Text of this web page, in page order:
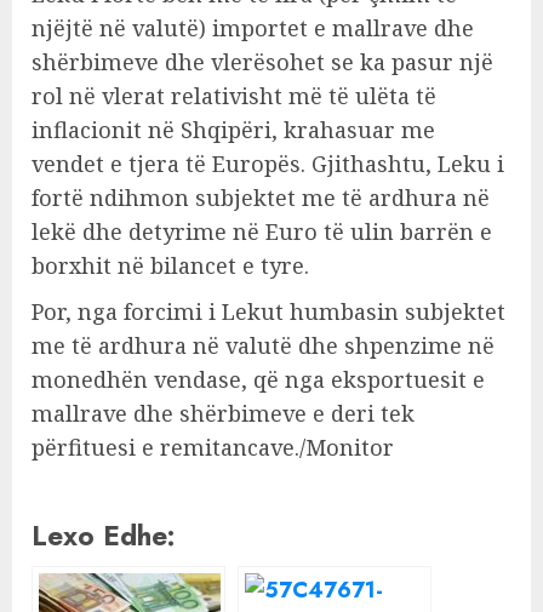
njëjtë në valutë) importet e mallrave dhe
shërbimeve dhe vlerësohet se ka pasur një
rol në vlerat relativisht më të ulëta të
inflacionit në Shqipëri, krahasuar me
vendet e tjera të Europës. Gjithashtu, Leku i
fortë ndihmon subjektet me të ardhura në
lekë dhe detyrime në Euro të ulin barrën e
borxhit në bilancet e tyre.
Por, nga forcimi i Lekut humbasin subjektet
me të ardhura në valutë dhe shpenzime në
monedhën vendase, që nga eksportuesit e
mallrave dhe shërbimeve e deri tek
përfituesi e remitancave./Monitor
Lexo Edhe: